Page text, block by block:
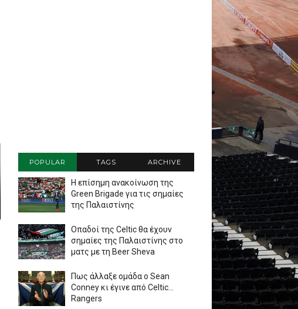
POPULAR TAGS ARCHIVE
Η επίσημη ανακοίνωση της
Green Brigade για τις σημαίες
της Παλαιστίνης
Οπαδοί της Celtic θα έχουν
σημαίες της Παλαιστίνης στο
ματς με τη Beer Sheva
Πως άλλαξε ομάδα ο Sean
Conney κι έγινε από Celtic...
Rangers